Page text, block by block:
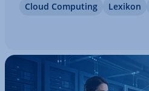
ba­sier­te Platt­for­men zur
wen­dun­gen (PaaS)
Cloud Computing Lexikon